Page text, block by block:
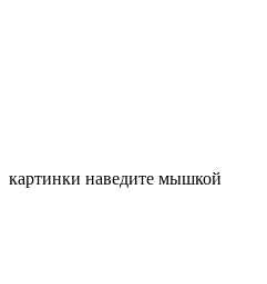
картинки наведите мышкой